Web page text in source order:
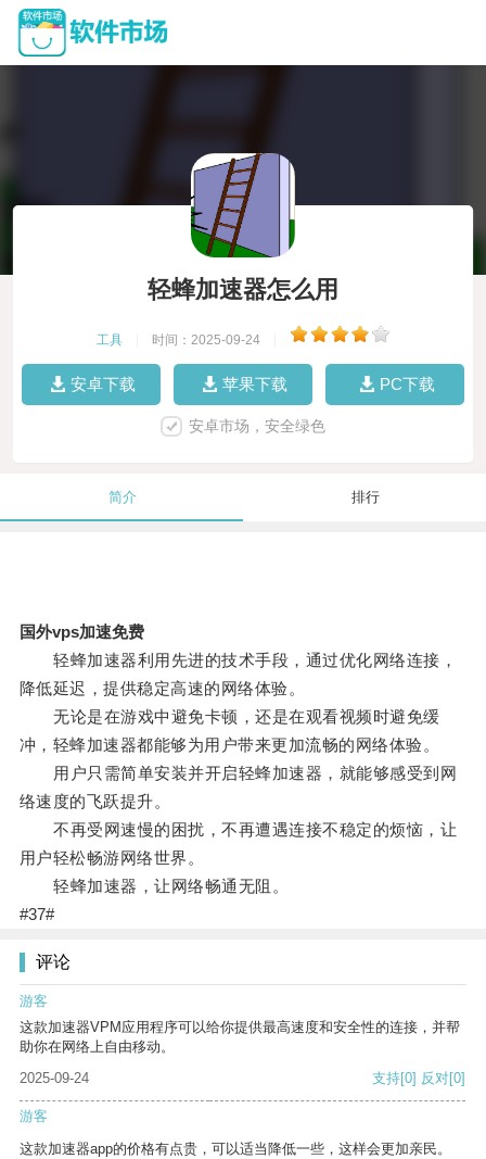
轻蜂加速器怎么用
工具 时间：2025-09-24
安卓下载 苹果下载 PC下载
安卓市场，安全绿色
简介 排行
国外vps加速免费
轻蜂加速器利用先进的技术手段，通过优化网络连接，
降低延迟，提供稳定高速的网络体验。
无论是在游戏中避免卡顿，还是在观看视频时避免缓
冲，轻蜂加速器都能够为用户带来更加流畅的网络体验。
用户只需简单安装并开启轻蜂加速器，就能够感受到网
络速度的飞跃提升。
不再受网速慢的困扰，不再遭遇连接不稳定的烦恼，让
用户轻松畅游网络世界。
轻蜂加速器，让网络畅通无阻。
#37#
评论
游客
这款加速器VPM应用程序可以给你提供最高速度和安全性的连接，并帮
助你在网络上自由移动。
2025-09-24
支持[0] 反对[0]
游客
这款加速器app的价格有点贵，可以适当降低一些，这样会更加亲民。